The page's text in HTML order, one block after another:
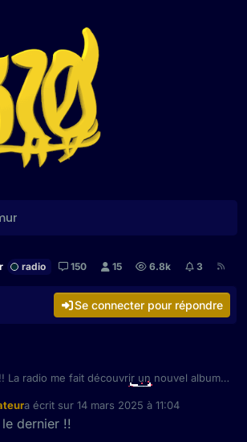
radio 150 15 6.8k 3
Se connecter pour répondre
La radio me fait découvrir un nouvel album
!!
a écrit sur 14 mars 2025 à 11:04
dernière édition par
dernier !!